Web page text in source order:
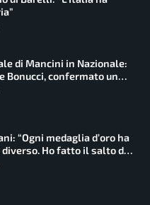
di Mancini in Nazionale:
Bonucci, confermato un
“Ogni medaglia d’oro ha
Ho fatto il salto di